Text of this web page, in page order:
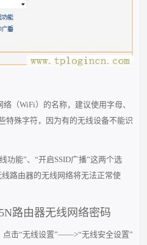
络（WiFi）的名称，建议使用字母、
特殊字符，因为有的无线设备不能识
功能”、“开启SSID广播”这两个选
路由器的无线网络将无法正常使
路由器无线网络密码
点击“无线设置”——>“无线安全设置”